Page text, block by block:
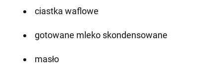
ciastka waflowe
gotowane mleko skondensowane
masło